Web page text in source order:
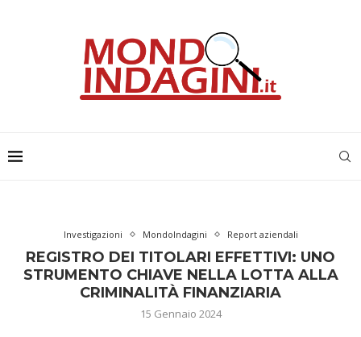
Investigazioni MondoIndagini Report aziendali
REGISTRO DEI TITOLARI EFFETTIVI: UNO
STRUMENTO CHIAVE NELLA LOTTA ALLA
CRIMINALITÀ FINANZIARIA
15 Gennaio 2024